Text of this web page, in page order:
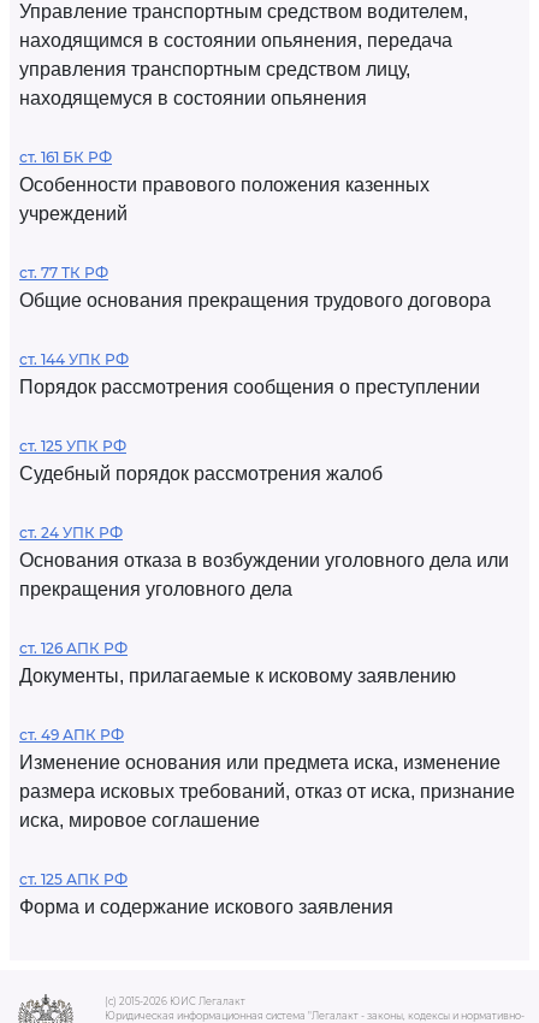
Управление транспортным средством водителем,
находящимся в состоянии опьянения, передача
управления транспортным средством лицу,
находящемуся в состоянии опьянения
ст. 161 БК РФ
Особенности правового положения казенных
учреждений
ст. 77 ТК РФ
Общие основания прекращения трудового договора
ст. 144 УПК РФ
Порядок рассмотрения сообщения о преступлении
ст. 125 УПК РФ
Судебный порядок рассмотрения жалоб
ст. 24 УПК РФ
Основания отказа в возбуждении уголовного дела или
прекращения уголовного дела
ст. 126 АПК РФ
Документы, прилагаемые к исковому заявлению
ст. 49 АПК РФ
Изменение основания или предмета иска, изменение
размера исковых требований, отказ от иска, признание
иска, мировое соглашение
ст. 125 АПК РФ
Форма и содержание искового заявления
(c) 2015-2026 ЮИС Легалакт
Юридическая информационная система "Легалакт - законы, кодексы и нормативно-